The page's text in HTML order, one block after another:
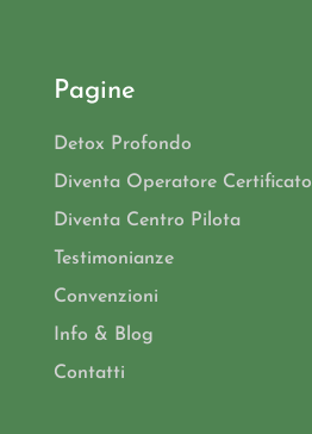
Pagine
Detox Profondo
Diventa Operatore Certificato
Diventa Centro Pilota
Testimonianze
Convenzioni
Info & Blog
Contatti